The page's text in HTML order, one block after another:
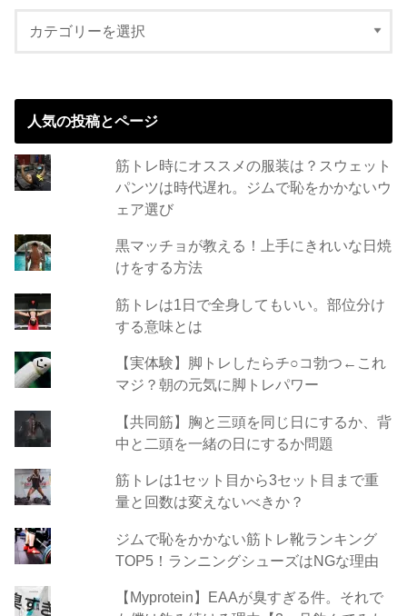
人気の投稿とページ
筋トレ時にオススメの服装は？スウェット
パンツは時代遅れ。ジムで恥をかかないウ
ェア選び
黒マッチョが教える！上手にきれいな日焼
けをする方法
筋トレは1日で全身してもいい。部位分け
する意味とは
【実体験】脚トレしたらチ○コ勃つ←これ
マジ？朝の元気に脚トレパワー
【共同筋】胸と三頭を同じ日にするか、背
中と二頭を一緒の日にするか問題
筋トレは1セット目から3セット目まで重
量と回数は変えないべきか？
ジムで恥をかかない筋トレ靴ランキング
TOP5！ランニングシューズはNGな理由
【Myprotein】EAAが臭すぎる件。それで